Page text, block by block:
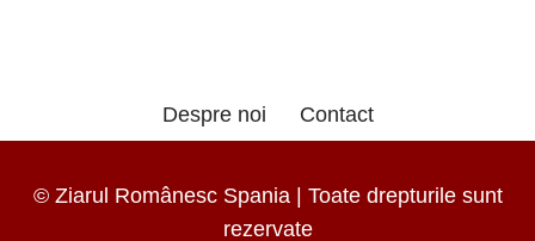
Despre noi Contact
© Ziarul Românesc Spania | Toate drepturile sunt
rezervate